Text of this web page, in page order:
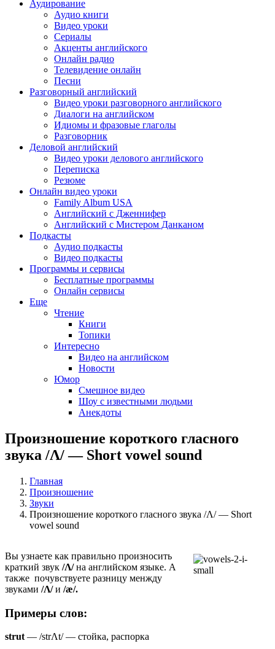
Аудирование
Аудио книги
Видео уроки
Сериалы
Акценты английского
Онлайн радио
Телевидение онлайн
Песни
Разговорный английский
Видео уроки разговорного английского
Диалоги на английском
Идиомы и фразовые глаголы
Разговорник
Деловой английский
Видео уроки делового английского
Переписка
Резюме
Онлайн видео уроки
Family Album USA
Английский с Дженнифер
Английский с Мистером Данканом
Подкасты
Аудио подкасты
Видео подкасты
Программы и сервисы
Бесплатные программы
Онлайн сервисы
Еще
Чтение
Книги
Топики
Интересно
Видео на английском
Новости
Юмор
Смешное видео
Шоу с известными людьми
Анекдоты
Произношение короткого гласного
звука /Λ/ — Short vowel sound
Главная
Произношение
Звуки
Произношение короткого гласного звука /Λ/ — Short
vowel sound
Вы узнаете как правильно произносить
краткий звук /Λ/на английском языке. А
также почувствуете разницу менжду
звуками /Λ/и /æ/.
Примеры слов:
strut — /strΛt/ — стойка, распорка